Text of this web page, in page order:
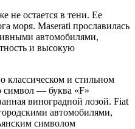
не остается в тени. Ее
моря. Maserati прославилась
автомобилями,
и высокую
классическом и стильном
символ — буква «F»
виноградной лозой. Fiat
автомобилями,
символом